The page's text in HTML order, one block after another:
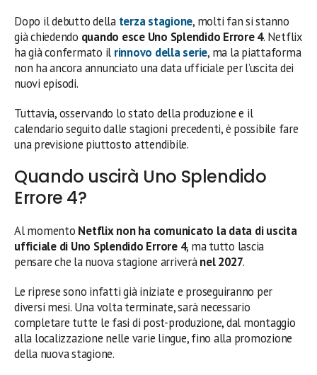
Dopo il debutto della terza stagione, molti fan si stanno
già chiedendo quando esce Uno Splendido Errore 4. Netflix
ha già confermato il rinnovo della serie, ma la piattaforma
non ha ancora annunciato una data ufficiale per l’uscita dei
nuovi episodi.
Tuttavia, osservando lo stato della produzione e il
calendario seguito dalle stagioni precedenti, è possibile fare
una previsione piuttosto attendibile.
Quando uscirà Uno Splendido
Errore 4?
Al momento Netflix non ha comunicato la data di uscita
ufficiale di Uno Splendido Errore 4, ma tutto lascia
pensare che la nuova stagione arriverànel 2027.
Le riprese sono infatti già iniziate e proseguiranno per
diversi mesi. Una volta terminate, sarà necessario
completare tutte le fasi di post-produzione, dal montaggio
alla localizzazione nelle varie lingue, fino alla promozione
della nuova stagione.